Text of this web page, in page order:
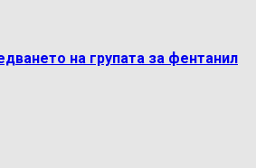
на групата за фентанил